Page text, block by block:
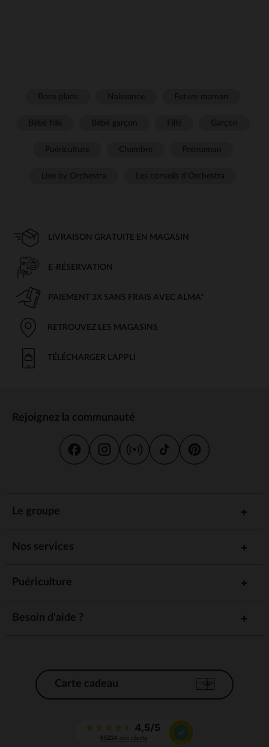
LIVRAISON GRATUITE EN MAGASIN
E-RÉSERVATION
PAIEMENT 3X SANS FRAIS AVEC ALMA*
RETROUVEZ LES MAGASINS
TÉLÉCHARGER L'APPLI
Rejoignez la communauté
Le groupe
Nos services
Puériculture
Besoin d'aide ?
Carte cadeau